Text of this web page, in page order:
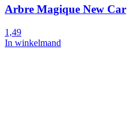
Arbre Magique New Car
1,49
In winkelmand